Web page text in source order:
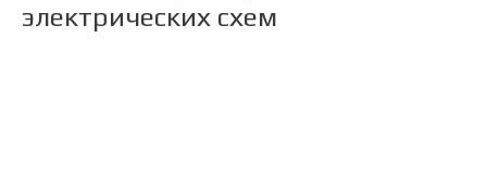
электрических схем